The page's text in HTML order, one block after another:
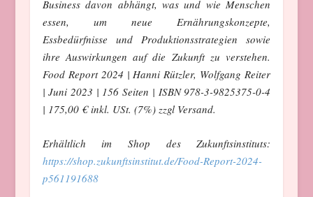
Business davon abhängt, was und wie Menschen
essen, um neue Ernährungskonzepte,
Essbedürfnisse und Produktionsstrategien sowie
ihre Auswirkungen auf die Zukunft zu verstehen.
Food Report 2024 | Hanni Rützler, Wolfgang Reiter
| Juni 2023 | 156 Seiten | ISBN 978-3-9825375-0-4
| 175,00 €inkl. USt. (7%) zzgl Versand.
Erhältlich im Shop des Zukunftsinstituts:
https://shop.zukunftsinstitut.de/Food-Report-2024-
p561191688